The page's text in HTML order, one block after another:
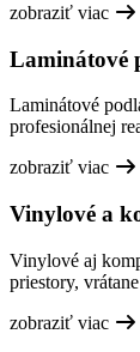
zobraziť viac
Laminátové
Laminátové
profesionálnej
zobraziť viac
Vinylové a
Vinylové aj
priestory,
zobraziť viac